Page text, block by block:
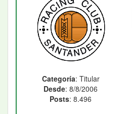
Categoría: Titular
Desde: 8/8/2006
Posts: 8.496